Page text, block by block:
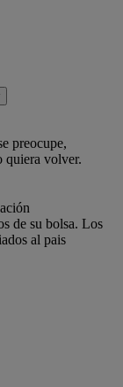
preocupe,
quiera volver.
de su bolsa. Los
al pais